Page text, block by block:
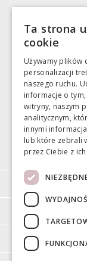
Ta strona
cookie
Używamy plików
personalizacji
naszego ruchu.
informacje o
witryny, naszym
analitycznym,
innymi
lub które zebrali
przez Ciebie z ich